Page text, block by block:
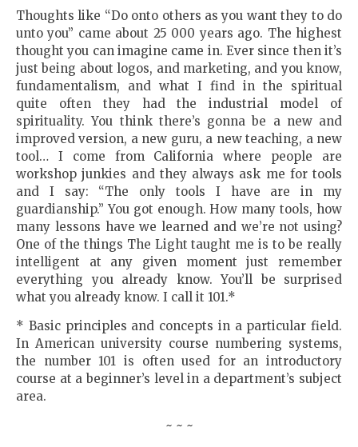
Thoughts like “Do onto others as you want they to do
unto you” came about 25 000 years ago. The highest
thought you can imagine came in. Ever since then it’s
just being about logos, and marketing, and you know,
fundamentalism, and what I find in the spiritual
quite often they had the industrial model of
spirituality. You think there’s gonna be a new and
improved version, a new guru, a new teaching, a new
tool… I come from California where people are
workshop junkies and they always ask me for tools
and I say: “The only tools I have are in my
guardianship.” You got enough. How many tools, how
many lessоns have we learned and we’re not using?
One of the things The Light taught me is to be really
intelligent at any given moment just remember
everything you already know. You’ll be surprised
what you already know. I call it 101.*
* Basic principles and concepts in a particular field.
In American university course numbering systems,
the number 101 is often used for an introductory
course at a beginner’s level in a department’s subject
area.
~ ~ ~